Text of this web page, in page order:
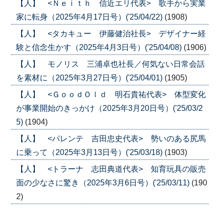
【人】 <Ｎｅｉｔｈ 信近エリ代表> 歌手から実業
家に転身（2025年4月17日号）('25/04/22) (1908)
【人】 <タカキュー 伊藤健治社長> デザイナー経
験と信念生かす（2025年4月3日号）('25/04/08) (1906)
【人】 モノリス 三浦卓也社長／何気ない日常会話
を素材に（2025年3月27日号）('25/04/01) (1905)
【人】 <ＧｏｏｄＯｌｄ 明石貴祐代表> 体型変化
が事業開始のきっかけ（2025年3月20日号）('25/03/2
5) (1904)
【人】 <パレンテ 吉田忠史代表> 勢いのある尻馬
に乗って（2025年3月13日号）('25/03/18) (1903)
【人】 <トラーナ 志田典道代表> 知育玩具の販売
面の少なさに驚き（2025年3月6日号）('25/03/11) (190
2)